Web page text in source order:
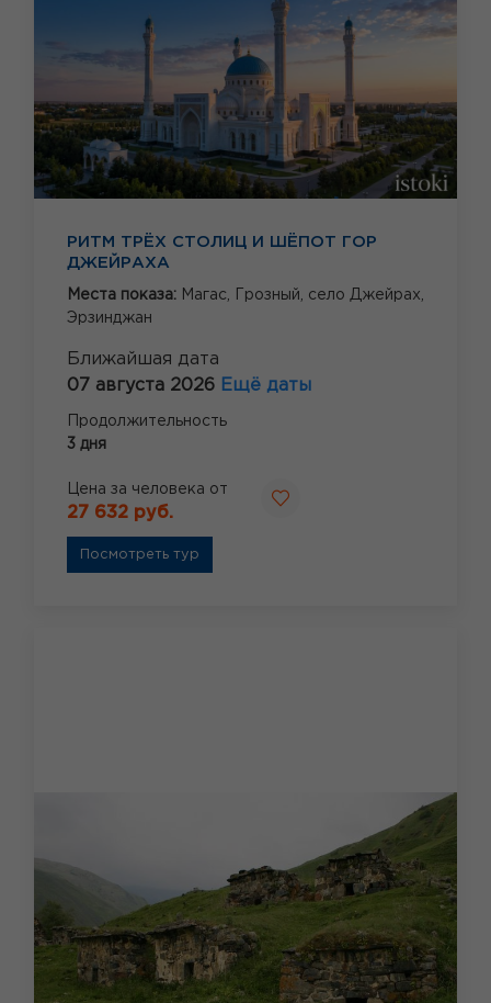
РИТМ ТРЁХ СТОЛИЦ И ШЁПОТ ГОР
ДЖЕЙРАХА
Места показа: Магас, Грозный, село Джейрах,
Эрзинджан
Ближайшая дата
07 августа 2026 Ещё даты
Продолжительность
3 дня
Цена за человека от
27 632 руб.
Посмотреть тур